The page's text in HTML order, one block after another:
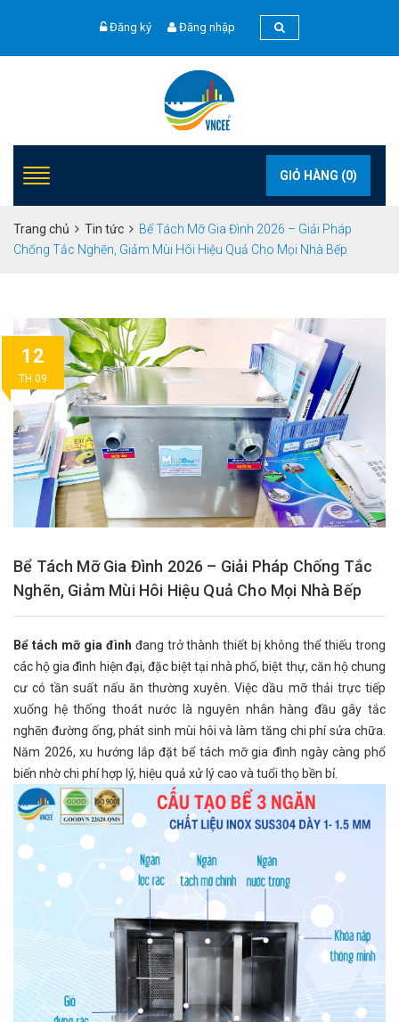
Đăng ký Đăng nhập
GIỎ HÀNG (0)
Trang chủ Tin tức
Bể Tách Mỡ Gia Đình 2026 – Giải Pháp
Chống Tắc Nghẽn, Giảm Mùi Hôi Hiệu Quả Cho Mọi Nhà Bếp
12
TH 09
Bể Tách Mỡ Gia Đình 2026 – Giải Pháp Chống Tắc
Nghẽn, Giảm Mùi Hôi Hiệu Quả Cho Mọi Nhà Bếp
Bể tách mỡ gia đình đang trở thành thiết bị không thể thiếu trong
các hộ gia đình hiện đại, đặc biệt tại nhà phố, biệt thự, căn hộ chung
cư có tần suất nấu ăn thường xuyên. Việc dầu mỡ thải trực tiếp
xuống hệ thống thoát nước là nguyên nhân hàng đầu gây tắc
nghẽn đường ống, phát sinh mùi hôi và làm tăng chi phí sửa chữa.
Năm 2026, xu hướng lắp đặt bể tách mỡ gia đình ngày càng phổ
biến nhờ chi phí hợp lý, hiệu quả xử lý cao và tuổi thọ bền bỉ.